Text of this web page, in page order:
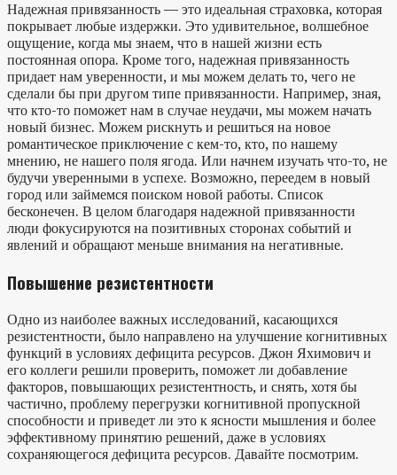
Надежная привязанность — это идеальная страховка, которая
покрывает любые издержки. Это удивительное, волшебное
ощущение, когда мы знаем, что в нашей жизни есть
постоянная опора. Кроме того, надежная привязанность
придает нам уверенности, и мы можем делать то, чего не
сделали бы при другом типе привязанности. Например, зная,
что кто-то поможет нам в случае неудачи, мы можем начать
новый бизнес. Можем рискнуть и решиться на новое
романтическое приключение с кем-то, кто, по нашему
мнению, не нашего поля ягода. Или начнем изучать что-то, не
будучи уверенными в успехе. Возможно, переедем в новый
город или займемся поиском новой работы. Список
бесконечен. В целом благодаря надежной привязанности
люди фокусируются на позитивных сторонах событий и
явлений и обращают меньше внимания на негативные.
Повышение резистентности
Одно из наиболее важных исследований, касающихся
резистентности, было направлено на улучшение когнитивных
функций в условиях дефицита ресурсов. Джон Яхимович и
его коллеги решили проверить, поможет ли добавление
факторов, повышающих резистентность, и снять, хотя бы
частично, проблему перегрузки когнитивной пропускной
способности и приведет ли это к ясности мышления и более
эффективному принятию решений, даже в условиях
сохраняющегося дефицита ресурсов. Давайте посмотрим.